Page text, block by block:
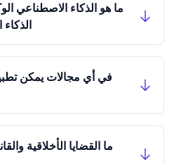
ما هو الذكاء الاصطناعي
في أي مجالات يمكن
ما القضايا الأخلاقية